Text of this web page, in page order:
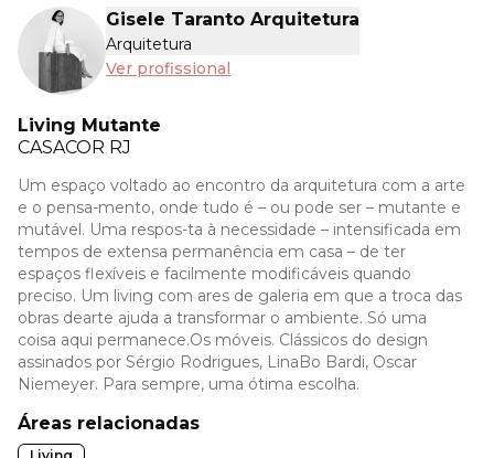
Gisele Taranto Arquitetura
Arquitetura
Ver profissional
Living Mutante
CASACOR RJ
Um espaço voltado ao encontro da arquitetura com a arte
e o pensa-mento, onde tudo é – ou pode ser – mutante e
mutável. Uma respos-ta à necessidade – intensificada em
tempos de extensa permanência em casa – de ter
espaços flexíveis e facilmente modificáveis quando
preciso. Um living com ares de galeria em que a troca das
obras dearte ajuda a transformar o ambiente. Só uma
coisa aqui permanece.Os móveis. Clássicos do design
assinados por Sérgio Rodrigues, LinaBo Bardi, Oscar
Niemeyer. Para sempre, uma ótima escolha.
Áreas relacionadas